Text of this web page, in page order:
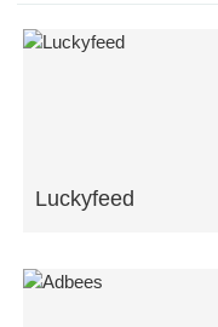
Luckyfeed